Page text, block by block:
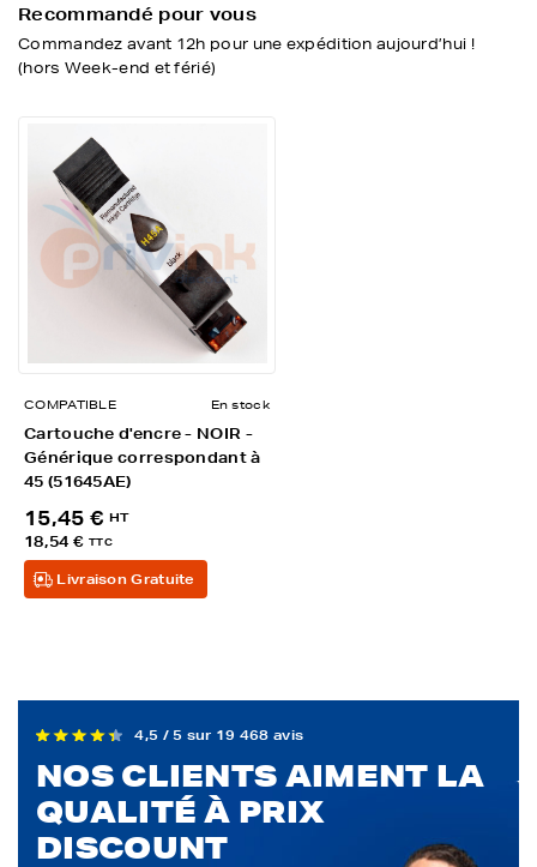
Recommandé pour vous
Commandez avant 12h pour une expédition aujourd’hui !
(hors Week-end et férié)
COMPATIBLE En stock
Cartouche d'encre - NOIR -
Générique correspondant à
45 (51645AE)
15,45 € HT
18,54 € TTC
Livraison Gratuite
4,5 / 5 sur 19 468 avis
NOS CLIENTS AIMENT LA
QUALITÉ À PRIX
DISCOUNT